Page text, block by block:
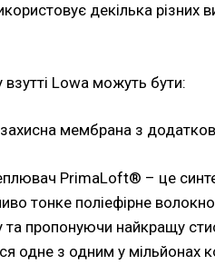
декілька різних
Lowa можуть бути:
мембрана з
PrimaLoft® – це
тонке поліефірне
та пропонуючи найкращу
одне з одним у мільйонах